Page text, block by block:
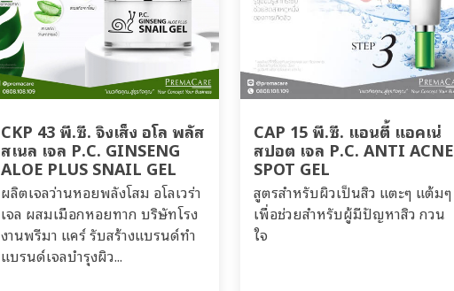
CKP 43 พี.ซี. จิงเส็ง อโล พลัส
สเนล เจล P.C. GINSENG
ALOE PLUS SNAIL GEL
ผลิตเจลว่านหอยพลังโสม อโลเวร่า
เจล ผสมเมือกหอยทาก บริษัทโรง
งานพรีมา แคร์ รับสร้างแบรนด์ทำ
แบรนด์เจลบำรุงผิว...
CAP 15 พี.ซี. แอนตี้ แอคเน่
สปอต เจล P.C. ANTI ACNE
SPOT GEL
สูตรสำหรับผิวเป็นสิว แตะๆ แต้มๆ
เพื่อช่วยสำหรับผู้มีปัญหาสิว กวน
ใจ